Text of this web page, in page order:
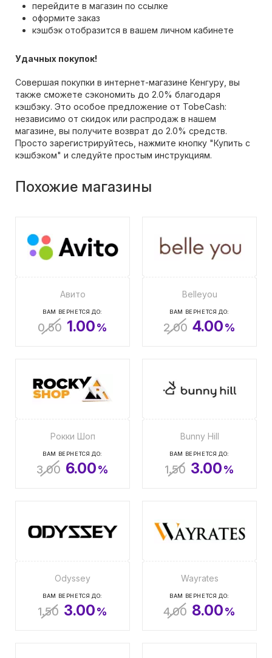
перейдите в магазин по ссылке
оформите заказ
кэшбэк отобразится в вашем личном кабинете
Удачных покупок!
Совершая покупки в интернет-магазине Кенгуру, вы
также сможете сэкономить до 2.0% благодаря
кэшбэку. Это особое предложение от TobeCash:
независимо от скидок или распродаж в нашем
магазине, вы получите возврат до 2.0% средств.
Просто зарегистрируйтесь, нажмите кнопку "Купить с
кэшбэком" и следуйте простым инструкциям.
Похожие магазины
Авито
ВАМ ВЕРНЕТСЯ ДО:
0.50 1.00%
Belleyou
ВАМ ВЕРНЕТСЯ ДО:
2.00 4.00%
Рокки Шоп
ВАМ ВЕРНЕТСЯ ДО:
3.00 6.00%
Bunny Hill
ВАМ ВЕРНЕТСЯ ДО:
1.50 3.00%
Odyssey
ВАМ ВЕРНЕТСЯ ДО:
1.50 3.00%
Wayrates
ВАМ ВЕРНЕТСЯ ДО:
4.00 8.00%